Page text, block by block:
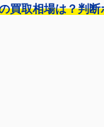
買取相場は？判